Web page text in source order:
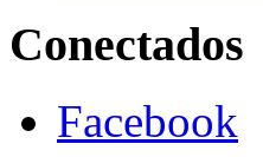
Conectados
Facebook